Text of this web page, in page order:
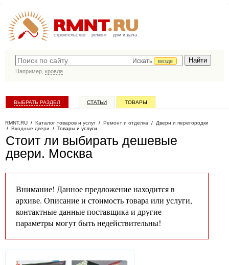
строительство ремонт дом и дача
Искать
везде
Например, кровля
ВЫБРАТЬ РАЗДЕЛ СТАТЬИ ТОВАРЫ
RMNT.RU / Каталог товаров и услуг / Ремонт и отделка / Двери и перегородки
/ Входные двери / Товары и услуги
Стоит ли выбирать дешевые
двери. Москва
Внимание! Данное предложение находится в
архиве. Описание и стоимость товара или услуги,
контактные данные поставщика и другие
параметры могут быть недействительны!